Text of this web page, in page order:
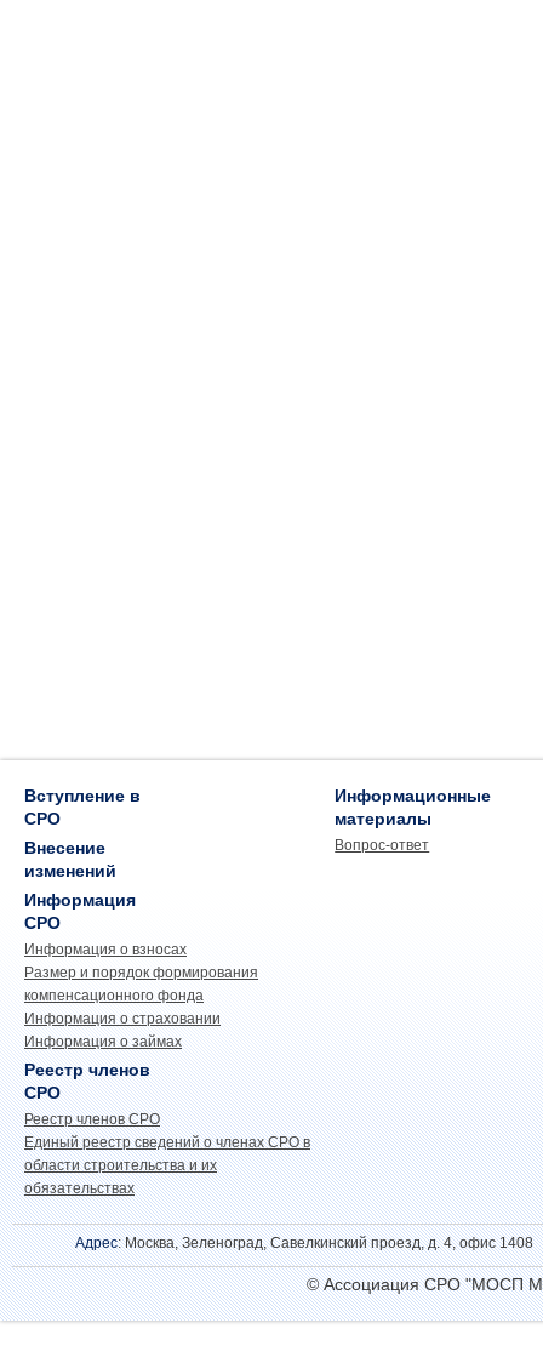
Вступление в
СРО
Внесение
изменений
Информация
СРО
Информация о взносах
Размер и порядок формирования
компенсационного фонда
Информация о страховании
Информация о займах
Реестр членов
СРО
Реестр членов СРО
Единый реестр сведений о членах СРО в
области строительства и их
обязательствах
Информационные
материалы
Вопрос-ответ
Адрес: Москва, Зеленоград, Савелкинский проезд, д. 4, офис 1408
© Ассоциация СРО "МОСП